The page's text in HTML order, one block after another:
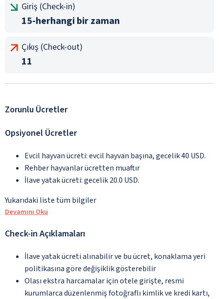
Giriş (Check-in)
15-herhangi bir zaman
Çıkış (Check-out)
11
Zorunlu Ücretler
Opsiyonel Ücretler
Evcil hayvan ücreti: evcil hayvan başına, gecelik 40 USD.
Rehber hayvanlar ücretten muaftır
İlave yatak ücreti: gecelik 20.0 USD.
Yukarıdaki liste tüm bilgiler
Devamını Oku
Check-in Açıklamaları
İlave yatak ücreti alınabilir ve bu ücret, konaklama yeri
politikasına göre değişiklik gösterebilir
Olası ekstra harcamalar için otele girişte, resmi
kurumlarca düzenlenmiş fotoğraflı kimlik ve kredi kartı,